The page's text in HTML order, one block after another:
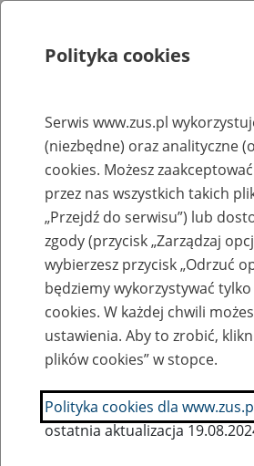
Rejestry, ewidencje i archiwa
Baza zlikwidowanych
przekształconych
Nazwa zakładu pracy:
SZUKAJ
Polityka cookies
Serwis www.zus.pl
(niezbędne) oraz analityczne
cookies. Możesz
przez nas wszystkich takich
„Przejdź do serwisu”) lub
zgody (przycisk „Zarządzaj
wybierzesz przycisk „Odrzuć
będziemy wykorzystywać
cookies. W każdej chwili
ustawienia. Aby to zrobić,
plików cookies” w stopce.
Polityka cookies dla
ostatnia aktualizacja